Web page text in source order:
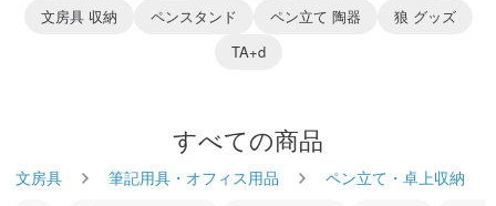
文房具 収納
ペンスタンド ペン立て 陶器
狼 グッズ
TA+d
すべての商品
文房具 筆記用具・オフィス用品
ペン立て・卓上収納